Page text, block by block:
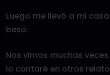
Luego me llevó a mi
beso.
Nos vimos muchas
lo contaré en otros